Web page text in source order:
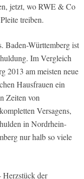
jetzt, wo RWE & Co
treiben.
Baden-Württemberg ist
Im Vergleich
2013 am meisten neue
Hausfrauen ein
Zeiten von
Versagens,
in Nordrhein-
nur halb so viele
Herzstück der